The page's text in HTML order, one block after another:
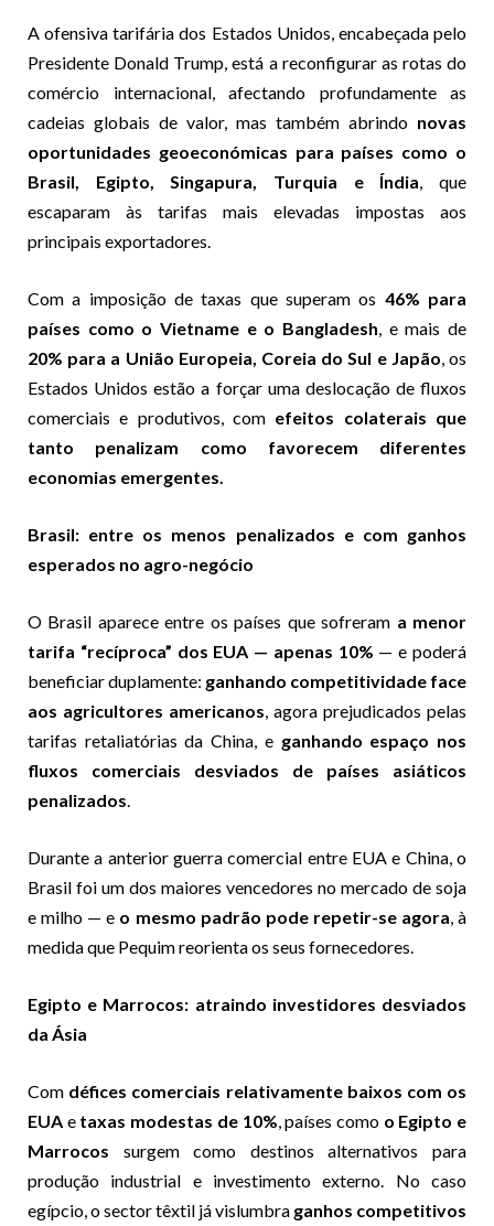
A ofensiva tarifária dos Estados Unidos, encabeçada pelo
Presidente Donald Trump, está a reconfigurar as rotas do
comércio internacional, afectando profundamente as
cadeias globais de valor, mas também abrindo novas
oportunidades geoeconómicas para países como o
Brasil, Egipto, Singapura, Turquia e Índia, que
escaparam às tarifas mais elevadas impostas aos
principais exportadores.
Com a imposição de taxas que superam os 46% para
países como o Vietname e o Bangladesh, e mais de
20% para a União Europeia, Coreia do Sul e Japão, os
Estados Unidos estão a forçar uma deslocação de fluxos
comerciais e produtivos, com efeitos colaterais que
tanto penalizam como favorecem diferentes
economias emergentes.
Brasil: entre os menos penalizados e com ganhos
esperados no agro-negócio
O Brasil aparece entre os países que sofreram a menor
tarifa “recíproca” dos EUA — apenas 10% — e poderá
beneficiar duplamente: ganhando competitividade face
aos agricultores americanos, agora prejudicados pelas
tarifas retaliatórias da China, e ganhando espaço nos
fluxos comerciais desviados de países asiáticos
penalizados.
Durante a anterior guerra comercial entre EUA e China, o
Brasil foi um dos maiores vencedores no mercado de soja
e milho — e o mesmo padrão pode repetir-se agora, à
medida que Pequim reorienta os seus fornecedores.
Egipto e Marrocos: atraindo investidores desviados
da Ásia
Com défices comerciais relativamente baixos com os
EUA e taxas modestas de 10%, países como o Egipto e
Marrocos surgem como destinos alternativos para
produção industrial e investimento externo. No caso
egípcio, o sector têxtil já vislumbra ganhos competitivos